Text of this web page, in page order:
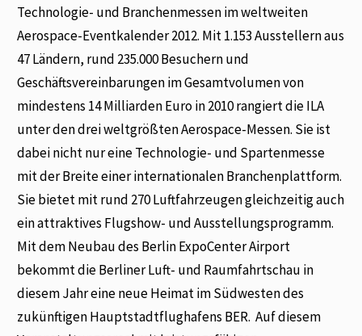
Technologie- und Branchenmessen im weltweiten
Aerospace-Eventkalender 2012. Mit 1.153 Ausstellern aus
47 Ländern, rund 235.000 Besuchern und
Geschäftsvereinbarungen im Gesamtvolumen von
mindestens 14 Milliarden Euro in 2010 rangiert die ILA
unter den drei weltgrößten Aerospace-Messen. Sie ist
dabei nicht nur eine Technologie- und Spartenmesse
mit der Breite einer internationalen Branchenplattform.
Sie bietet mit rund 270 Luftfahrzeugen gleichzeitig auch
ein attraktives Flugshow- und Ausstellungsprogramm.
Mit dem Neubau des Berlin ExpoCenter Airport
bekommt die Berliner Luft- und Raumfahrtschau in
diesem Jahr eine neue Heimat im Südwesten des
zukünftigen Hauptstadtflughafens BER. Auf diesem